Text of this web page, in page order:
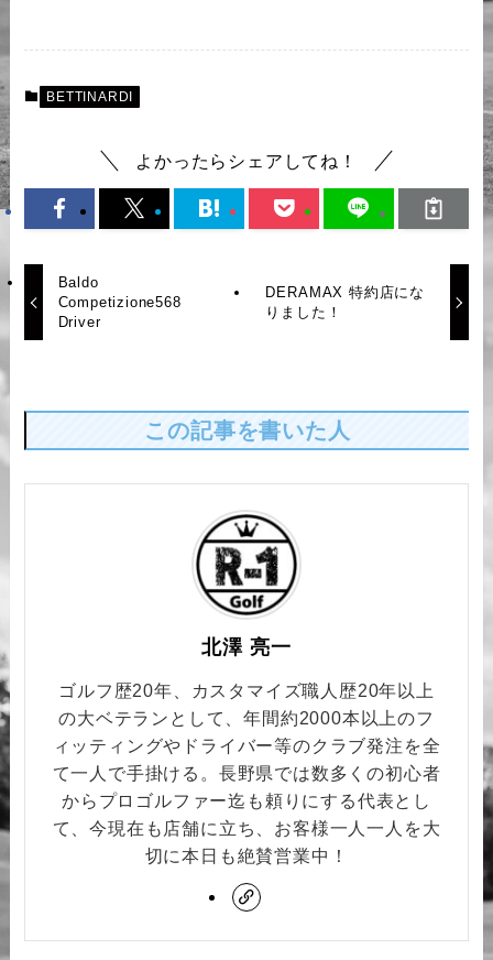
BETTINARDI
よかったらシェアしてね！
Baldo
Competizione568
Driver
DERAMAX 特約店にな
りました！
この記事を書いた人
北澤 亮一
ゴルフ歴20年、カスタマイズ職人歴20年以上
の大ベテランとして、年間約2000本以上のフ
ィッティングやドライバー等のクラブ発注を全
て一人で手掛ける。長野県では数多くの初心者
からプロゴルファー迄も頼りにする代表とし
て、今現在も店舗に立ち、お客様一人一人を大
切に本日も絶賛営業中！